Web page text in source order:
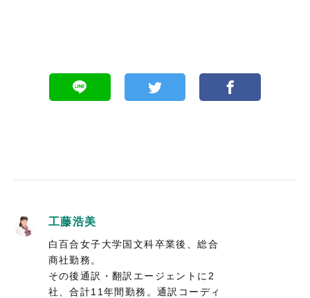
工藤浩美
白百合女子大学国文科卒業後、総合
商社勤務。
その後通訳・翻訳エージェントに2
社、合計11年間勤務。通訳コーディ